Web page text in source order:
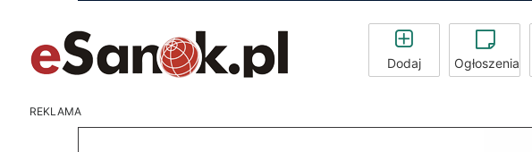
Dodaj Ogłoszenia
REKLAMA